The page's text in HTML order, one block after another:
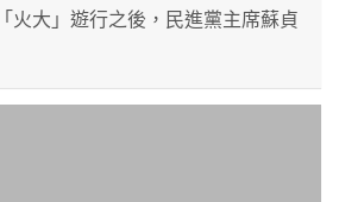
火大」遊行之後，民進黨主席蘇貞